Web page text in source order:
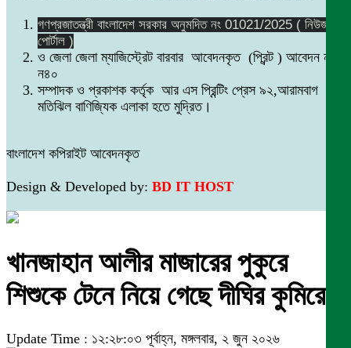
গণপ্রজাতন্ত্রী বাংলাদেশ সরকার অনুমদিত নং 01021/2025 ( নিউজ
পোর্টাল )
ও জেলা জেলা ম্যাজিস্ট্রেট বারবার আবেদনকৃত (প্রিন্ট ) আবেদন নং
ন৪০
সম্পাদক ও প্রকাশক কর্তৃক আর এস প্রিন্টিং প্রেস ৯২,আরামবাগ
মতিঝিল বাণিজ্যিক এলাকা হতে মুদ্রিত।
বাংলাদেশ কপিরাইট আবেদনকৃত
Design & Developed by: BD IT HOST
খানজাহান আলীর মাজারের পুকুরে
শিশুকে টেনে নিয়ে গেছে দীঘির কুমিরে
Update Time : ১২:২৮:০৩ পূর্বাহ্ন, মঙ্গলবার, ২ জুন ২০২৬